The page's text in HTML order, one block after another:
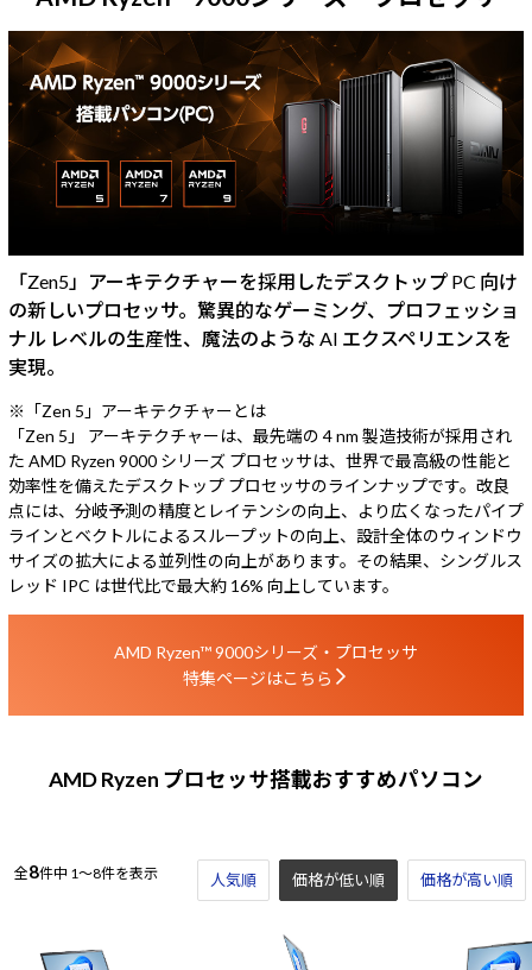
「Zen5」アーキテクチャーを採用したデスクトップ PC 向け
の新しいプロセッサ。驚異的なゲーミング、プロフェッショ
ナル レベルの生産性、魔法のような AI エクスペリエンスを
実現。
※「Zen 5」アーキテクチャーとは
「Zen 5」 アーキテクチャーは、最先端の 4 nm 製造技術が採用され
た AMD Ryzen 9000 シリーズ プロセッサは、世界で最高級の性能と
効率性を備えたデスクトップ プロセッサのラインナップです。改良
点には、分岐予測の精度とレイテンシの向上、より広くなったパイプ
ラインとベクトルによるスループットの向上、設計全体のウィンドウ
サイズの拡大による並列性の向上があります。その結果、シングルス
レッド IPC は世代比で最大約 16% 向上しています。
AMD Ryzen™ 9000シリーズ・プロセッサ
特集ページはこちら
AMD Ryzen プロセッサ搭載おすすめパソコン
全8件中 1～8件を表示 人気順 価格が低い順 価格が高い順